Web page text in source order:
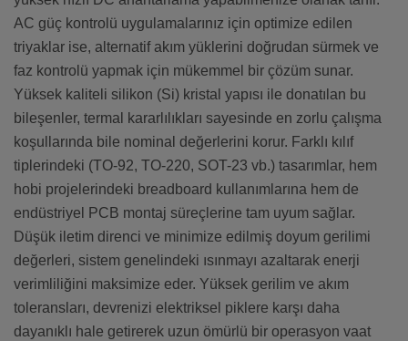
AC güç kontrolü uygulamalarınız için optimize edilen
triyaklar ise, alternatif akım yüklerini doğrudan sürmek ve
faz kontrolü yapmak için mükemmel bir çözüm sunar.
Yüksek kaliteli silikon (Si) kristal yapısı ile donatılan bu
bileşenler, termal kararlılıkları sayesinde en zorlu çalışma
koşullarında bile nominal değerlerini korur. Farklı kılıf
tiplerindeki (TO-92, TO-220, SOT-23 vb.) tasarımlar, hem
hobi projelerindeki breadboard kullanımlarına hem de
endüstriyel PCB montaj süreçlerine tam uyum sağlar.
Düşük iletim direnci ve minimize edilmiş doyum gerilimi
değerleri, sistem genelindeki ısınmayı azaltarak enerji
verimliliğini maksimize eder. Yüksek gerilim ve akım
toleransları, devrenizi elektriksel piklere karşı daha
dayanıklı hale getirerek uzun ömürlü bir operasyon vaat